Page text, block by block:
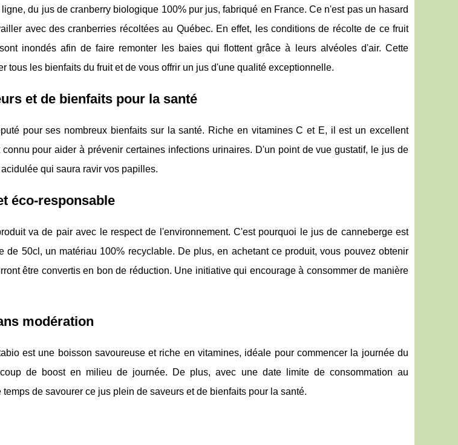
du jus de cranberry biologique 100% pur jus, fabriqué en France. Ce n'est pas un hasard
avec des cranberries récoltées au Québec. En effet, les conditions de récolte de ce fruit
inondés afin de faire remonter les baies qui flottent grâce à leurs alvéoles d'air. Cette
tous les bienfaits du fruit et de vous offrir un jus d'une qualité exceptionnelle.
et de bienfaits pour la santé
pour ses nombreux bienfaits sur la santé. Riche en vitamines C et E, il est un excellent
pour aider à prévenir certaines infections urinaires. D'un point de vue gustatif, le jus de
qui saura ravir vos papilles.
éco-responsable
va de pair avec le respect de l'environnement. C'est pourquoi le jus de canneberge est
de 50cl, un matériau 100% recyclable. De plus, en achetant ce produit, vous pouvez obtenir
être convertis en bon de réduction. Une initiative qui encourage à consommer de manière
modération
est une boisson savoureuse et riche en vitamines, idéale pour commencer la journée du
de boost en milieu de journée. De plus, avec une date limite de consommation au
de savourer ce jus plein de saveurs et de bienfaits pour la santé.